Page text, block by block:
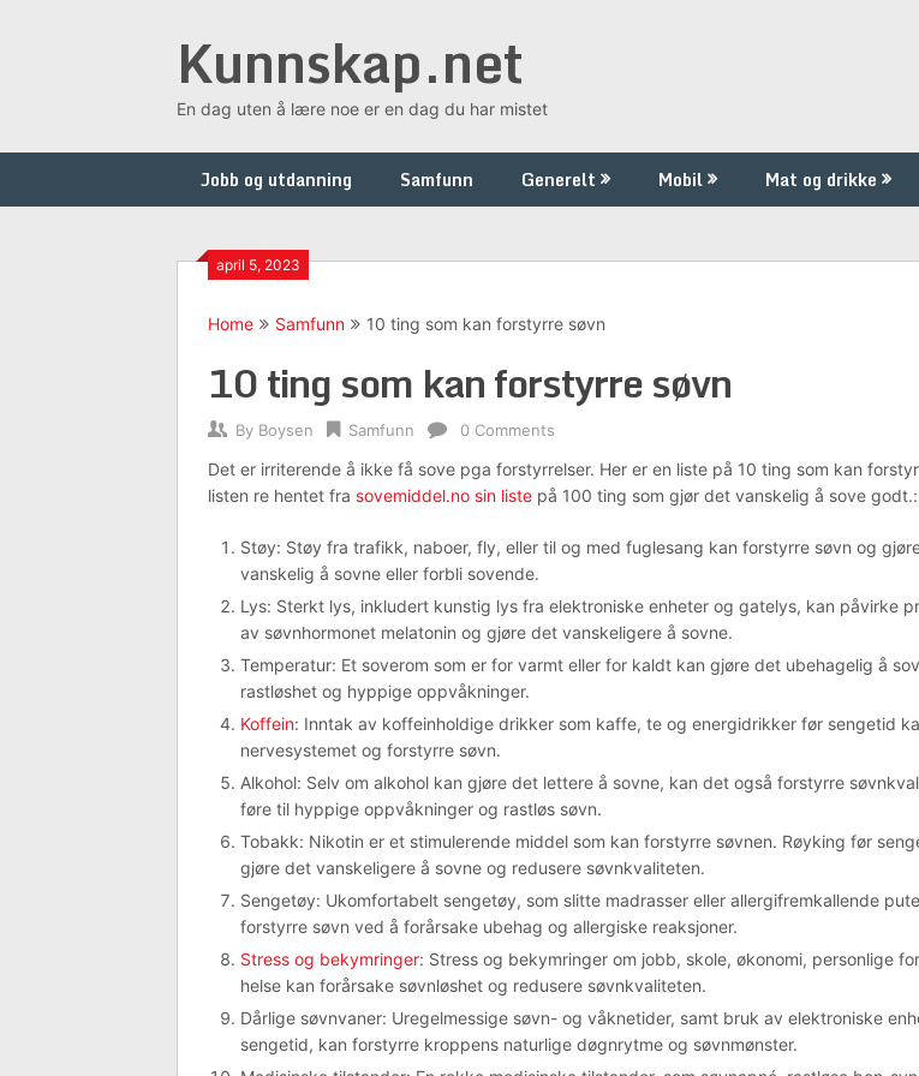
Kunnskap.net
En dag uten å lære noe er en dag du har mistet
Jobb og utdanning Samfunn Generelt Mobil Mat og drikke
april 5, 2023
Home Samfunn 10 ting som kan forstyrre søvn
10 ting som kan forstyrre søvn
By Boysen Samfunn 0 Comments
Det er irriterende å ikke få sove pga forstyrrelser. Her er en liste på 10 ting som kan
listen re hentet fra sovemiddel.no sin liste på 100 ting som gjør det vanskelig å sove godt.:
Støy: Støy fra trafikk, naboer, fly, eller til og med fuglesang kan forstyrre søvn og
vanskelig å sovne eller forbli sovende.
Lys: Sterkt lys, inkludert kunstig lys fra elektroniske enheter og gatelys, kan påvirke
av søvnhormonet melatonin og gjøre det vanskeligere å sovne.
Temperatur: Et soverom som er for varmt eller for kaldt kan gjøre det ubehagelig å
rastløshet og hyppige oppvåkninger.
Koffein: Inntak av koffeinholdige drikker som kaffe, te og energidrikker før sengetid
nervesystemet og forstyrre søvn.
Alkohol: Selv om alkohol kan gjøre det lettere å sovne, kan det også forstyrre
føre til hyppige oppvåkninger og rastløs søvn.
Tobakk: Nikotin er et stimulerende middel som kan forstyrre søvnen. Røyking før
gjøre det vanskeligere å sovne og redusere søvnkvaliteten.
Sengetøy: Ukomfortabelt sengetøy, som slitte madrasser eller allergifremkallende
forstyrre søvn ved å forårsake ubehag og allergiske reaksjoner.
Stress og bekymringer: Stress og bekymringer om jobb, skole, økonomi, personlige
helse kan forårsake søvnløshet og redusere søvnkvaliteten.
Dårlige søvnvaner: Uregelmessige søvn- og våknetider, samt bruk av elektroniske
sengetid, kan forstyrre kroppens naturlige døgnrytme og søvnmønster.